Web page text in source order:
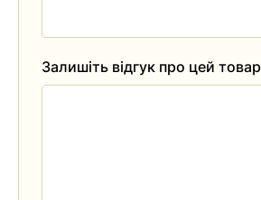
Залишіть відгук про цей товар